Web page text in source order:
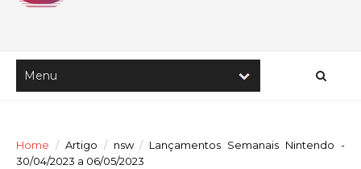
Home / Artigo / nsw / Lançamentos Semanais Nintendo -
30/04/2023 a 06/05/2023